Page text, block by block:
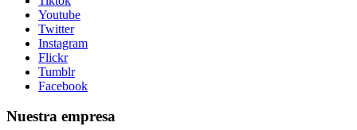
Youtube
Twitter
Instagram
Flickr
Tumblr
Facebook
Nuestra empresa